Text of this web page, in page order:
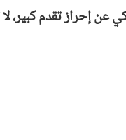
عن إحراز تقدم